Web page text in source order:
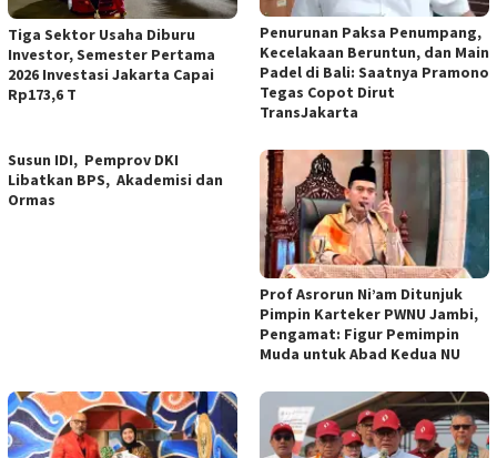
Tiga Sektor Usaha Diburu
Investor, Semester Pertama
2026 Investasi Jakarta Capai
Rp173,6 T
Penurunan Paksa Penumpang,
Kecelakaan Beruntun, dan Main
Padel di Bali: Saatnya Pramono
Tegas Copot Dirut
TransJakarta
Susun IDI, Pemprov DKI
Libatkan BPS, Akademisi dan
Ormas
Prof Asrorun Ni’am Ditunjuk
Pimpin Karteker PWNU Jambi,
Pengamat: Figur Pemimpin
Muda untuk Abad Kedua NU